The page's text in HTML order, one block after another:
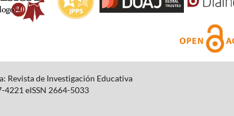
Revista de Investigación Educativa
4221 eISSN 2664-5033